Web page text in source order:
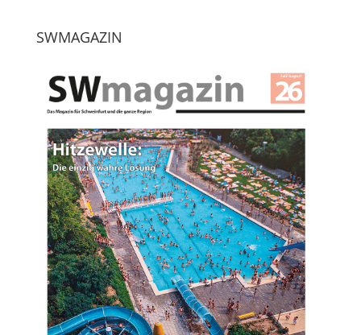
SWMAGAZIN